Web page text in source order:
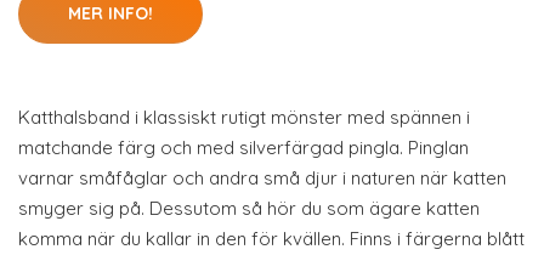
MER INFO!
Katthalsband i klassiskt rutigt mönster med spännen i
matchande färg och med silverfärgad pingla. Pinglan
varnar småfåglar och andra små djur i naturen när katten
smyger sig på. Dessutom så hör du som ägare katten
komma när du kallar in den för kvällen. Finns i färgerna blått